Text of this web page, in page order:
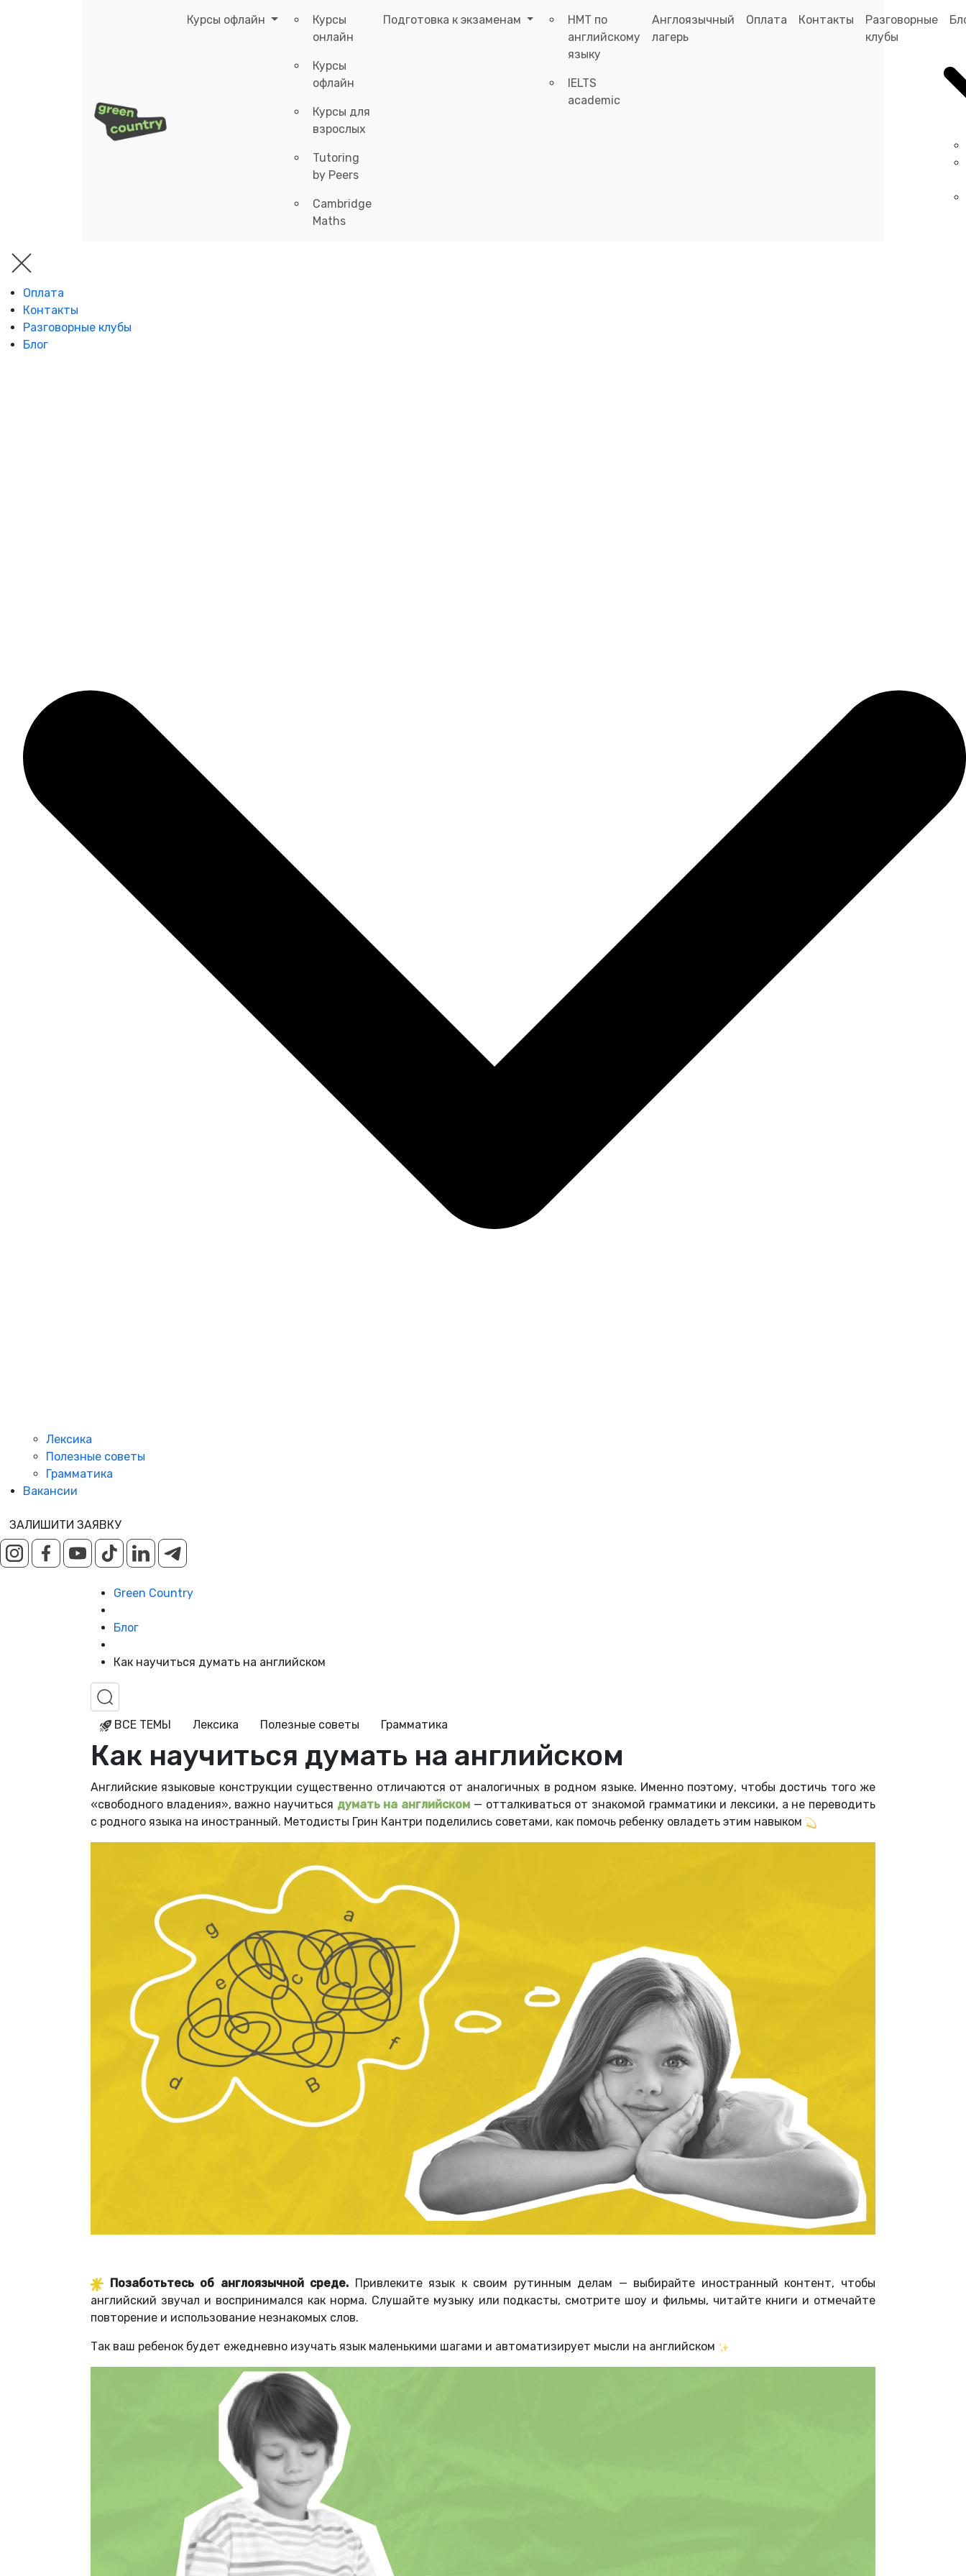
Курсы офлайн
Курсы
онлайн
Курсы
офлайн
Курсы для
взрослых
Tutoring
by Peers
Cambridge
Maths
Подготовка к экзаменам
НМТ по
английскому
языку
IELTS
academic
Англоязычный
лагерь
Оплата Контакты
Разговорные
клубы
Оплата
Контакты
Разговорные клубы
Блог
Лексика
Полезные советы
Грамматика
Вакансии
ЗАЛИШИТИ ЗАЯВКУ
Green Country
Блог
Как научиться думать на английском
ВСЕ ТЕМЫ Лексика Полезные советы Грамматика
Как научиться думать на английском
Английские языковые конструкции существенно отличаются от аналогичных в родном языке. Именно поэтому, чтобы достичь того же
«свободного владения», важно научиться думать на английском — отталкиваться от знакомой грамматики и лексики, а не переводить
с родного языка на иностранный. Методисты Грин Кантри поделились советами, как помочь ребенку овладеть этим навыком
Позаботьтесь об англоязычной среде. Привлеките язык к своим рутинным делам — выбирайте иностранный контент, чтобы
английский звучал и воспринимался как норма. Слушайте музыку или подкасты, смотрите шоу и фильмы, читайте книги и отмечайте
повторение и использование незнакомых слов.
Так ваш ребенок будет ежедневно изучать язык маленькими шагами и автоматизирует мысли на английском